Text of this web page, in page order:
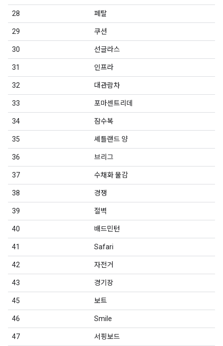
28 페탈
29 쿠션
30 선글라스
31 인프라
32 대관람차
33 포마센트리데
34 잠수복
35 셰틀랜드 양
36 브리그
37 수채화 물감
38 경쟁
39 절벽
40 배드민턴
41 Safari
42 자전거
43 경기장
45 보트
46 Smile
47 서핑보드